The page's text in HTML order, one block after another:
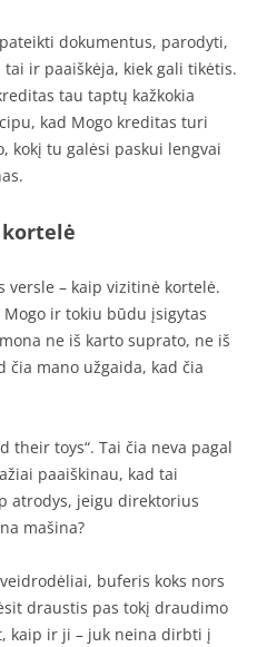
dokumentus, parodyti,
ir paaiškėja, kiek gali tikėtis.
tau taptų kažkokia
kad Mogo kreditas turi
kokį tu galėsi paskui lengvai
versle – kaip vizitinė kortelė.
ir tokiu būdu įsigytas
ne iš karto suprato, ne iš
čia mano užgaida, kad čia
their toys“. Tai čia neva pagal
paaiškinau, kad tai
atrodys, jeigu direktorius
mašina?
buferis koks nors
draustis pas tokį draudimo
kaip ir ji – juk neina dirbti į